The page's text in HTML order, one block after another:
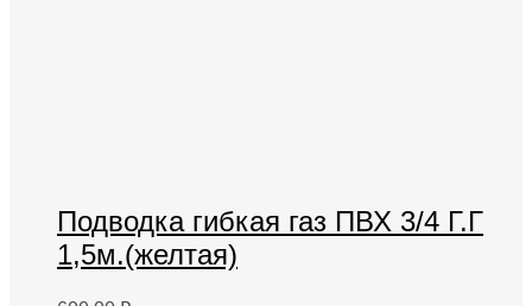
Подводка гибкая газ ПВХ 3/4 Г.Г
1,5м.(желтая)